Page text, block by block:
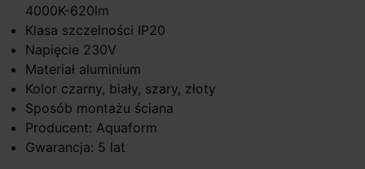
4000K-620lm
Klasa szczelności IP20
Napięcie 230V
Materiał aluminium
Kolor czarny, biały, szary, złoty
Sposób montażu ściana
Producent: Aquaform
Gwarancja: 5 lat